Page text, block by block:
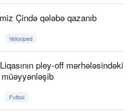
Çində qələbə qazanıb
Velosiped
pley-off mərhələsindəki
Futbol